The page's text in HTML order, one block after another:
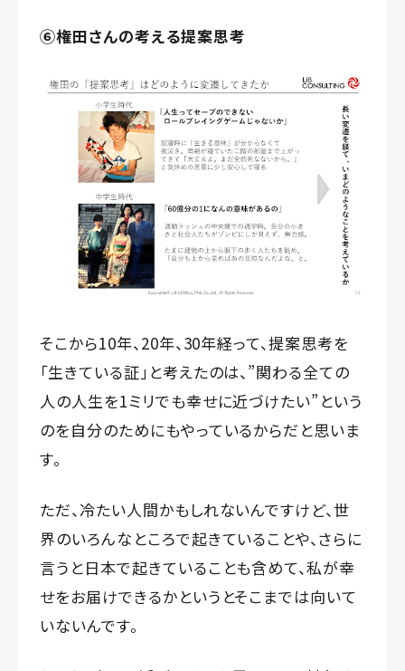
⑥権田さんの考える提案思考
そこから10年、20年、30年経って、提案思考を
「生きている証」と考えたのは、”関わる全ての
人の人生を1ミリでも幸せに近づけたい”という
のを自分のためにもやっているからだと思いま
す。
ただ、冷たい人間かもしれないんですけど、世
界のいろんなところで起きていることや、さらに
言うと日本で起きていることも含めて、私が幸
せをお届けできるかというとそこまでは向いて
いないんです。